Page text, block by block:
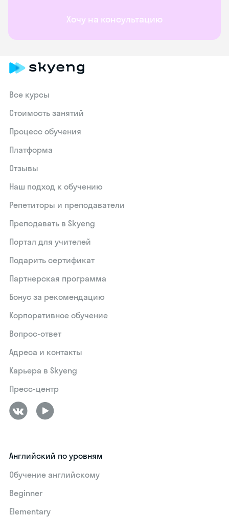
Хочу на консультацию
Все курсы
Стоимость занятий
Процесс обучения
Платформа
Отзывы
Наш подход к обучению
Репетиторы и преподаватели
Преподавать в Skyeng
Портал для учителей
Подарить сертификат
Партнерская программа
Бонус за рекомендацию
Корпоративное обучение
Вопрос-ответ
Адреса и контакты
Карьера в Skyeng
Пресс-центр
Английский по уровням
Обучение английскому
Beginner
Elementary